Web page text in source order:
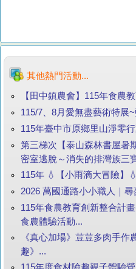
其他熱門活動...
【田中鎮農會】115年食農
115/7、8月愛無盡藝術特展
115年臺中市原鄉里山淨零
第三梯次【泰山森林書屋暑
密室逃脫～消失的排灣族三寶
115年 💧【小雨滴大冒險】
2026 萬國通路小小職人｜尋
115年食農教育創新整合計
食農體驗活動...
《真心加場》荳荳多肉手
趣》...
115年度食材險趣親子體驗營